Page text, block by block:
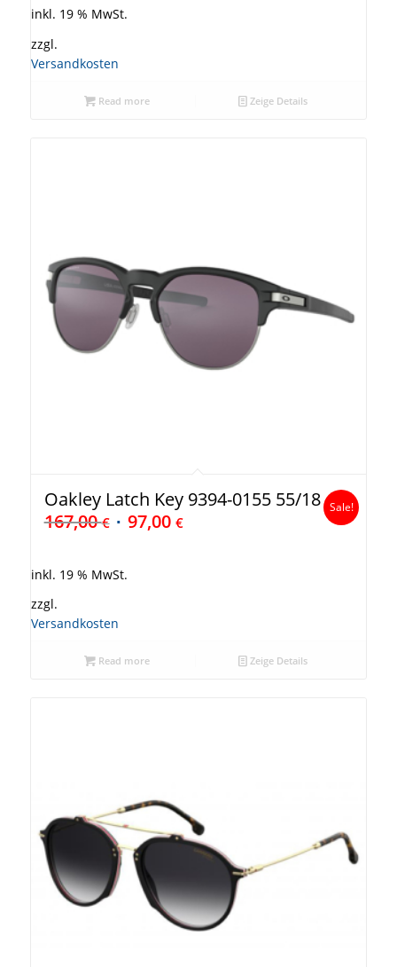
inkl. 19 % MwSt.
zzgl.
Versandkosten
Read more Zeige Details
Oakley Latch Key 9394-0155 55/18
167,00€ 97,00 €
Sale!
inkl. 19 % MwSt.
zzgl.
Versandkosten
Read more Zeige Details